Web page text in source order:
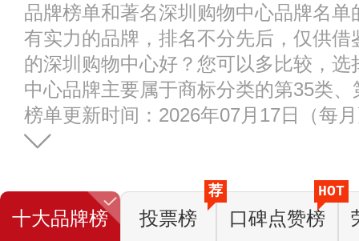
品牌榜单和著名深圳购物中心品牌名
有实力的品牌，排名不分先后，仅供
的深圳购物中心好？您可以多比较，
中心品牌主要属于商标分类的第35类、
榜单更新时间：2026年07月17日（每
十大品牌榜 投票榜
荐
口碑点赞榜
HOT